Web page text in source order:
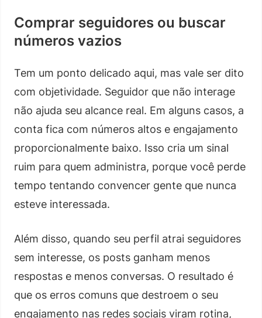
Comprar seguidores ou buscar
números vazios
Tem um ponto delicado aqui, mas vale ser dito
com objetividade. Seguidor que não interage
não ajuda seu alcance real. Em alguns casos, a
conta fica com números altos e engajamento
proporcionalmente baixo. Isso cria um sinal
ruim para quem administra, porque você perde
tempo tentando convencer gente que nunca
esteve interessada.
Além disso, quando seu perfil atrai seguidores
sem interesse, os posts ganham menos
respostas e menos conversas. O resultado é
que os erros comuns que destroem o seu
engajamento nas redes sociais viram rotina,